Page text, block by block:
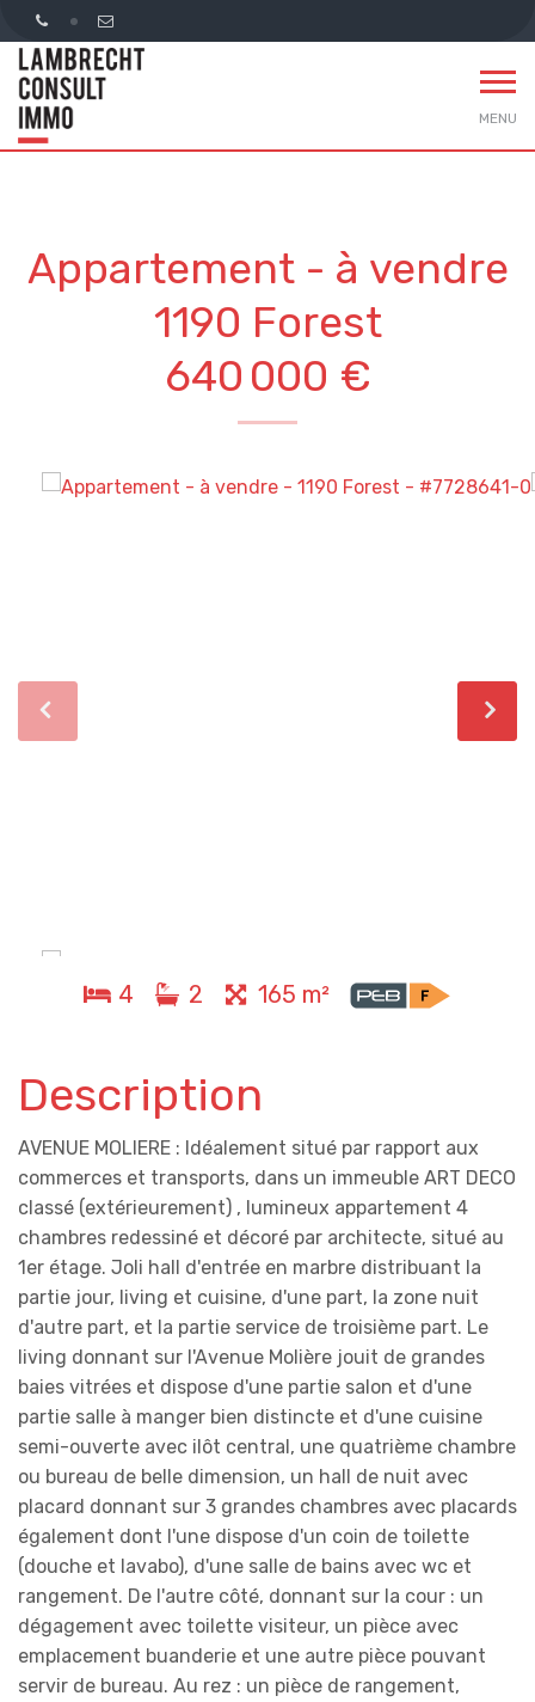
MENU
Appartement - à vendre
1190 Forest
640 000 €
4 2 165 m²
Description
AVENUE MOLIERE : Idéalement situé par rapport aux
commerces et transports, dans un immeuble ART DECO
classé (extérieurement) , lumineux appartement 4
chambres redessiné et décoré par architecte, situé au
1er étage. Joli hall d'entrée en marbre distribuant la
partie jour, living et cuisine, d'une part, la zone nuit
d'autre part, et la partie service de troisième part. Le
living donnant sur l'Avenue Molière jouit de grandes
baies vitrées et dispose d'une partie salon et d'une
partie salle à manger bien distincte et d'une cuisine
semi-ouverte avec ilôt central, une quatrième chambre
ou bureau de belle dimension, un hall de nuit avec
placard donnant sur 3 grandes chambres avec placards
également dont l'une dispose d'un coin de toilette
(douche et lavabo), d'une salle de bains avec wc et
rangement. De l'autre côté, donnant sur la cour : un
dégagement avec toilette visiteur, un pièce avec
emplacement buanderie et une autre pièce pouvant
servir de bureau. Au rez : un pièce de rangement,